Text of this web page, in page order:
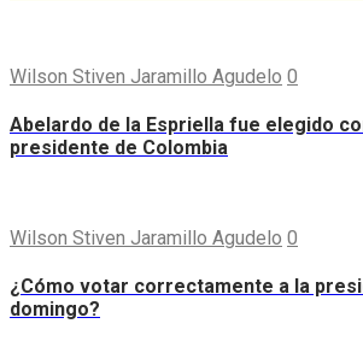
Wilson Stiven Jaramillo Agudelo 0
Abelardo de la Espriella fue elegido
presidente de Colombia
Wilson Stiven Jaramillo Agudelo 0
¿Cómo votar correctamente a la
domingo?